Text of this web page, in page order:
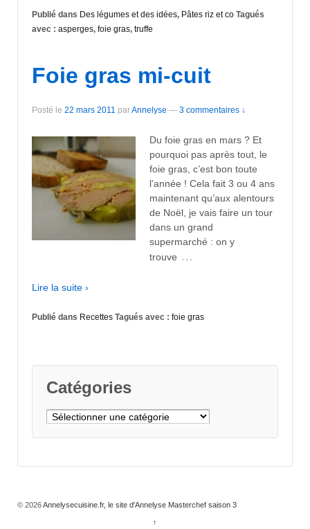
Publié dans Des légumes et des idées, Pâtes riz et co Tagués
avec : asperges, foie gras, truffe
Foie gras mi-cuit
Posté le 22 mars 2011 parAnnelyse — 3 commentaires ↓
Du foie gras en mars ? Et
pourquoi pas après tout, le
foie gras, c’est bon toute
l’année ! Cela fait 3 ou 4 ans
maintenant qu’aux alentours
de Noël, je vais faire un tour
dans un grand
supermarché : on y
trouve …
Lire la suite ›
Publié dans Recettes Tagués avec : foie gras
Catégories
Catégories
© 2026Annelysecuisine.fr, le site d'Annelyse Masterchef saison 3
↑